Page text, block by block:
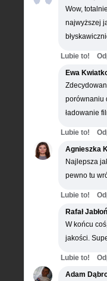
Wow,
najwyższej
Lubie to!
Ewa
porównaniu
ładowanie
Lubie to!
Agnieszka
Najlepsza
pewno tu
Lubie to!
Rafał
W końcu
jakości.
Lubie to!
Adam